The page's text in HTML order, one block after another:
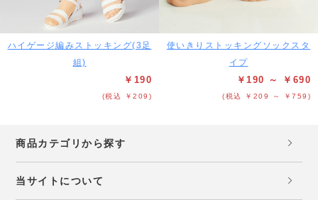
ハイゲージ編みストッキング(3足
組)
￥190
(税込 ￥209)
使いきりストッキングソックスタ
イプ
￥190 ～ ￥690
(税込 ￥209 ～ ￥759)
商品カテゴリから探す
当サイトについて